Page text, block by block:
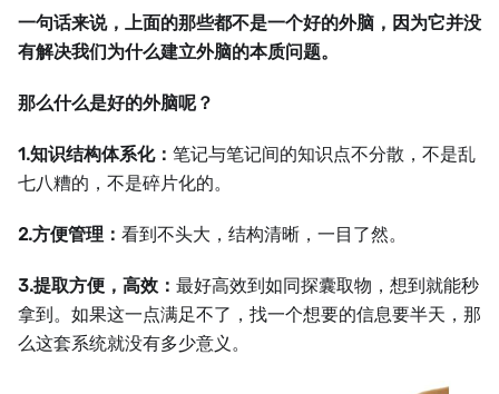
一句话来说，上面的那些都不是一个好的外脑，因为它并没
有解决我们为什么建立外脑的本质问题。
那么什么是好的外脑呢？
1.知识结构体系化： 笔记与笔记间的知识点不分散，不是乱
七八糟的，不是碎片化的。
2.方便管理： 看到不头大，结构清晰，一目了然。
3.提取方便，高效： 最好高效到如同探囊取物，想到就能秒
拿到。如果这一点满足不了，找一个想要的信息要半天，那
么这套系统就没有多少意义。